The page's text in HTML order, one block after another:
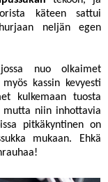
käteen sattui
neljän egen
jossa nuo olkaimet
kassin kevyesti
kulkemaan tuosta
mutta niin inhottavia
pitkäkyntinen on
mukaan. Ehkä